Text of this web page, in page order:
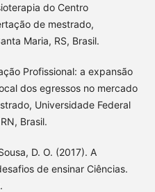
do Centro
de mestrado,
Maria, RS, Brasil.
Profissional: a expansão
dos egressos no mercado
Universidade Federal
Brasil.
D. O. (2017). A
de ensinar Ciências.